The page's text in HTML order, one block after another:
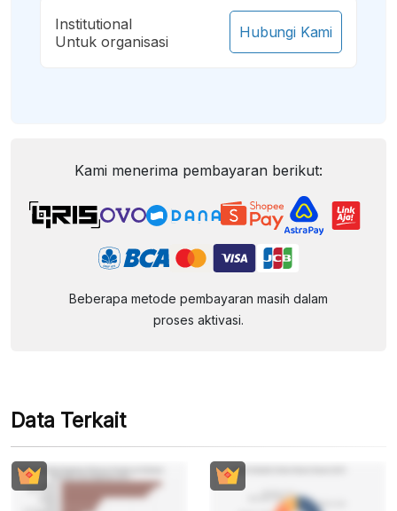
Institutional
Untuk organisasi
Hubungi Kami
Kami menerima pembayaran berikut:
Beberapa metode pembayaran masih dalam
proses aktivasi.
Data Terkait